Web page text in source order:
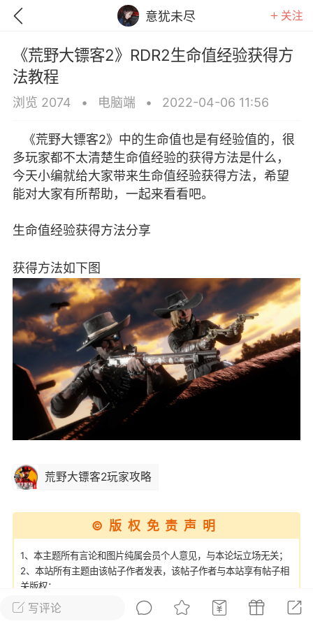
意犹未尽 关注
GTA6
彩虹六号 绝地求生 战地5
游戏商城 每日签到 每日排行
19 23:03
电脑端 问题解决
我在商城购买的虚拟产品显示自动发
在那里查看卡密？
发货的商品在那里查看卡密？答：查看
：下单以后在右边消息栏查看卡密，或
像 — 我的订单 — 待评价 — 查看订单，
看卡密详情问：我...
写评论
《荒野大镖客2》RDR2生命值经验获得方
法教程
浏览 2074 • 电脑端 • 2022-04-06 11:56
《荒野大镖客2》中的生命值也是有经验值的，很
多玩家都不太清楚生命值经验的获得方法是什么，
今天小编就给大家带来生命值经验获得方法，希望
能对大家有所帮助，一起来看看吧。
生命值经验获得方法分享
获得方法如下图
荒野大镖客2玩家攻略
©版权免责声明
1、本主题所有言论和图片纯属会员个人意见，与本论坛立场无关；
2、本站所有主题由该帖子作者发表，该帖子作者与本站享有帖子相
关版权；
3、其他单位或个人使用、转载或引用本文时必须同时征得该帖子作
者和的同意；